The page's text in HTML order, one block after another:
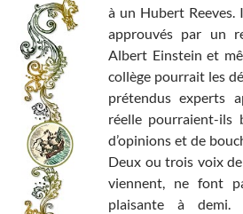
à un Hubert Reeves.
approuvés par un
Albert Einstein et
collège pourrait les
prétendus experts
réelle pourraient-ils
d’opinions et de
Deux ou trois voix de
viennent, ne font
plaisante à demi.